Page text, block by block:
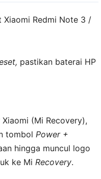
Xiaomi Redmi Note 3 /
pastikan baterai HP
Xiaomi (Mi Recovery),
tombol Power +
hingga muncul logo
ke Mi Recovery.